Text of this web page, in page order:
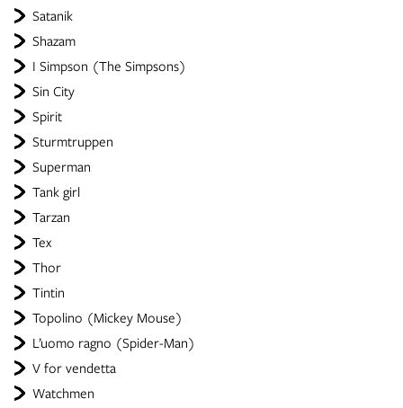
Satanik
Shazam
I Simpson (The Simpsons)
Sin City
Spirit
Sturmtruppen
Superman
Tank girl
Tarzan
Tex
Thor
Tintin
Topolino (Mickey Mouse)
L’uomo ragno (Spider-Man)
V for vendetta
Watchmen